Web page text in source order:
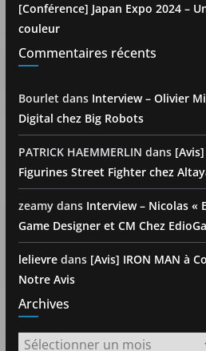
[Conférence] Japan Expo 2024 –
couleur
Commentaires récents
Bourlet dans Interview – Olivier
Digital chez Big Robots
PATRICK HAEMMERLIN dans
Figurines Street Fighter chez
zeamydans Interview – Nicolas «
Game Designer et CM Chez
lelievredans [Avis] IRON MAN à
Notre Avis
Archives
Archives